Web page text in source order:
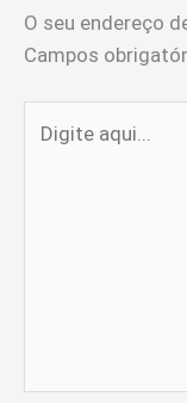
O seu endereço
Campos
aqui...